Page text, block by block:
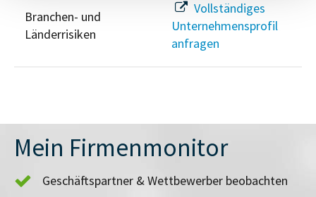
Branchen- und
Länderrisiken
Vollständiges
Unternehmensprofil
anfragen
Mein Firmenmonitor
Geschäftspartner & Wettbewerber beobachten